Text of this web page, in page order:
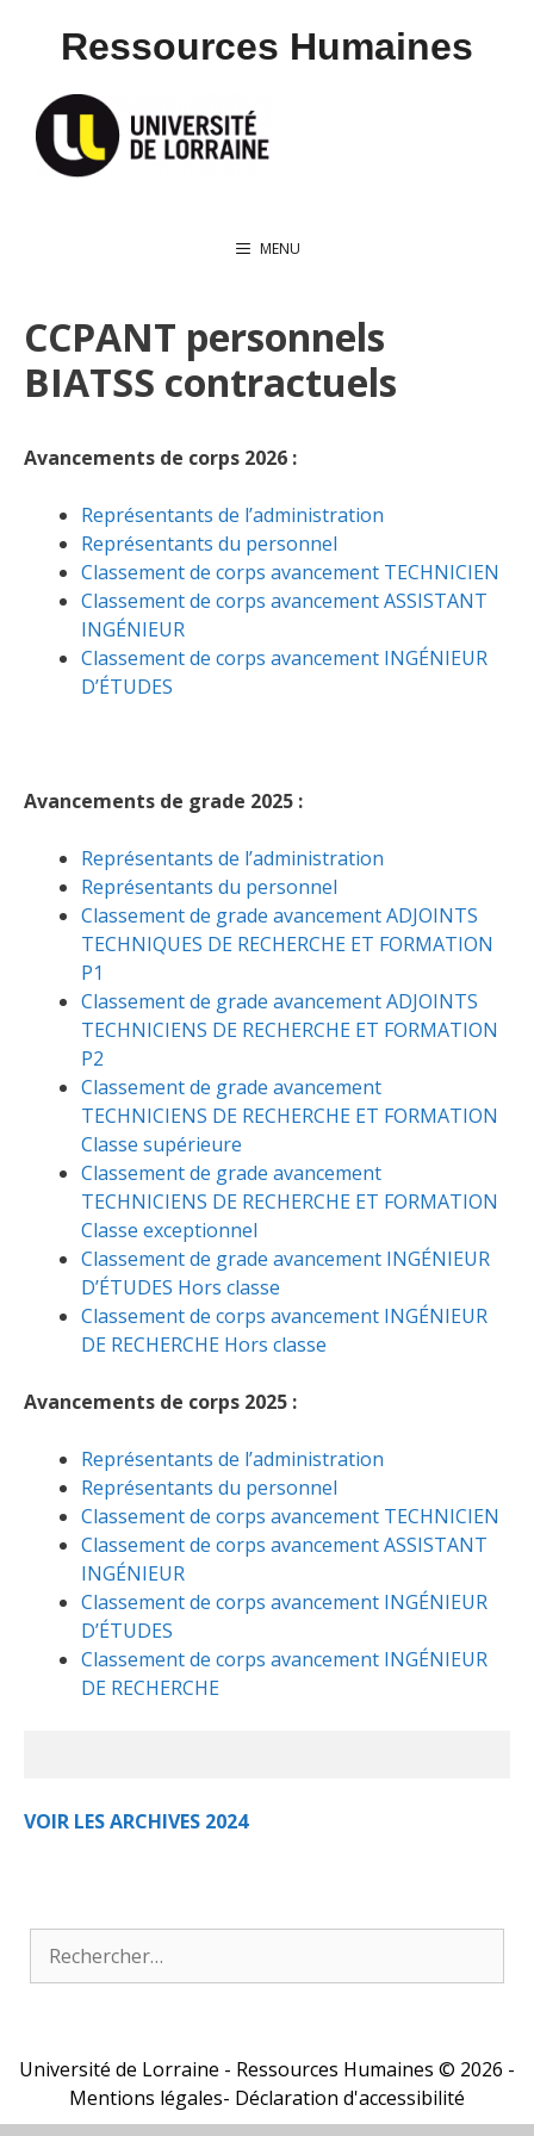
Ressources Humaines
MENU
CCPANT personnels
BIATSS contractuels
Avancements de corps 2026 :
Représentants de l’administration
Représentants du personnel
Classement de corps avancement TECHNICIEN
Classement de corps avancement ASSISTANT
INGÉNIEUR
Classement de corps avancement INGÉNIEUR
D’ÉTUDES
Avancements de grade 2025 :
Représentants de l’administration
Représentants du personnel
Classement de grade avancement ADJOINTS
TECHNIQUES DE RECHERCHE ET FORMATION
P1
Classement de grade avancement ADJOINTS
TECHNICIENS DE RECHERCHE ET FORMATION
P2
Classement de grade avancement
TECHNICIENS DE RECHERCHE ET FORMATION
Classe supérieure
Classement de grade avancement
TECHNICIENS DE RECHERCHE ET FORMATION
Classe exceptionnel
Classement de grade avancement INGÉNIEUR
D’ÉTUDES Hors classe
Classement de corps avancement INGÉNIEUR
DE RECHERCHE Hors classe
Avancements de corps 2025 :
Représentants de l’administration
Représentants du personnel
Classement de corps avancement TECHNICIEN
Classement de corps avancement ASSISTANT
INGÉNIEUR
Classement de corps avancement INGÉNIEUR
D’ÉTUDES
Classement de corps avancement INGÉNIEUR
DE RECHERCHE
VOIR LES ARCHIVES 2024
Rechercher :
Université de Lorraine - Ressources Humaines © 2026 -
Mentions légales- Déclaration d'accessibilité